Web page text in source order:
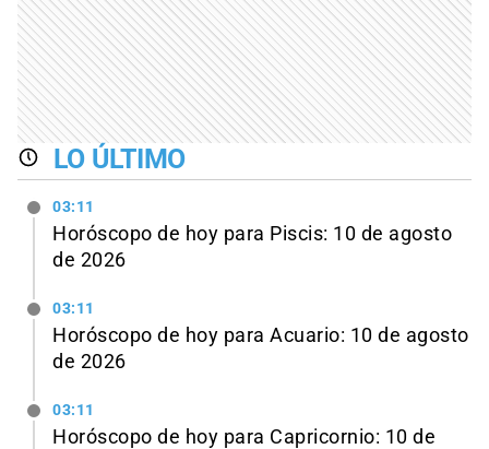
LO ÚLTIMO
03:11
Horóscopo de hoy para Piscis: 10 de agosto
de 2026
03:11
Horóscopo de hoy para Acuario: 10 de agosto
de 2026
03:11
Horóscopo de hoy para Capricornio: 10 de